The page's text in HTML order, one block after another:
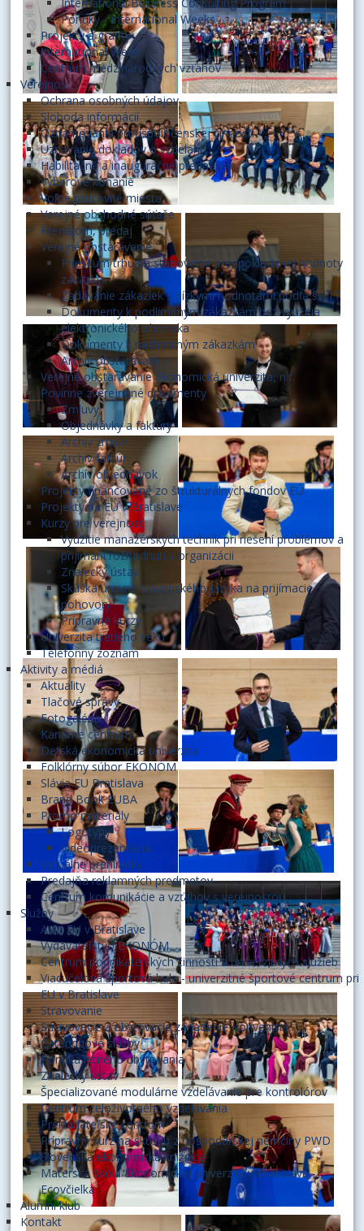
Ponuky - International Weeks
Projekty a granty
International Week
Centrum medzinárodných vzťahov
Verejnosť
Ochrana osobných údajov
Sloboda informácií
Oznamovanie protispoločenskej činnosti
Uznávanie dokladov o vzdelaní
Habilitačné a inauguračné prednášky
Výberové konanie
Voľné pracovné miesta
Verejné obchodné súťaže
Prenájom, predaj
Verejné obstarávanie
Prieskum trhu na stanovenie predpokladanej hodnoty
zákazky
Zadávanie zákaziek s nízkymi hodnotami podľa § 117
Dokumenty k podlimitným zákazkám bez využitia
elektronického trhoviska
Dokumenty k nadlimitným zákazkám
Archív obstarávaní
Verejné obstarávanie Ekonomická univerzita, n.f.
Povinne zverejnené dokumenty
Zmluvy
Objednávky a faktúry
Archív zmlúv
Archív faktúr
Archív objednávok
Projekty financované zo štrukturálnych fondov EÚ
Projekty na EU v Bratislave
Kurzy pre verejnosť
Využitie manažérskych techník pri riešení problémov a
prijímaní rozhodnutí v organizácii
Znalecký ústav
Skúška úrovne slovenského jazyka na prijímacie
pohovory
Prípravné kurzy
Univerzita tretieho veku
Telefónny zoznam
Aktivity a médiá
Aktuality
Tlačové správy
Fotogaléria
Kariérne centrum
Detská ekonomická univerzita
Folklórny súbor EKONÓM
Slávia EU Bratislava
Brand Book EUBA
Promo materiály
Logotypy
Videoprezentácia
Virtuálne prehliadky
Predajňa reklamných predmetov
Centrum komunikácie a vzťahov s verejnosťou
Služby
Aula EU v Bratislave
Vydavateľstvo EKONÓM
Centrum podnikateľských činností a univerzitných služieb
Viacúčelová športová hala - univerzitné športové centrum pri
EU v Bratislave
Stravovanie
Stravovacie a ubytovacie zariadenie Konventná
Cateringové služby
Ponuka letného ubytovania
Znalecký ústav
Špecializované modulárne vzdelávanie pre kontrolórov
Centrum celoživotného vzdelávania
Prekladateľské centrum
Prípravný kurz na skúšku z hospodárskej nemčiny PWD
Slovenská ekonomická knižnica
Materská škola Ekonomickej univerzity v Bratislave -
Ecovčielka
Alumni klub
Kontakt